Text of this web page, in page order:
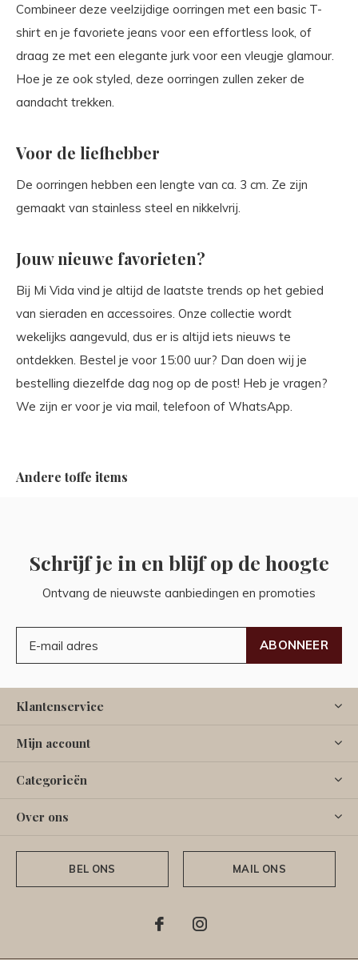
Combineer deze veelzijdige oorringen met een basic T-
shirt en je favoriete jeans voor een effortless look, of
draag ze met een elegante jurk voor een vleugje glamour.
Hoe je ze ook styled, deze oorringen zullen zeker de
aandacht trekken.
Voor de liefhebber
De oorringen hebben een lengte van ca. 3 cm. Ze zijn
gemaakt van stainless steel en nikkelvrij.
Jouw nieuwe favorieten?
Bij Mi Vida vind je altijd de laatste trends op het gebied
van sieraden en accessoires. Onze collectie wordt
wekelijks aangevuld, dus er is altijd iets nieuws te
ontdekken. Bestel je voor 15:00 uur? Dan doen wij je
bestelling diezelfde dag nog op de post! Heb je vragen?
We zijn er voor je via mail, telefoon of WhatsApp.
Andere toffe items
Schrijf je in en blijf op de hoogte
Ontvang de nieuwste aanbiedingen en promoties
ABONNEER
Klantenservice
Mijn account
Categorieën
Over ons
BEL ONS MAIL ONS